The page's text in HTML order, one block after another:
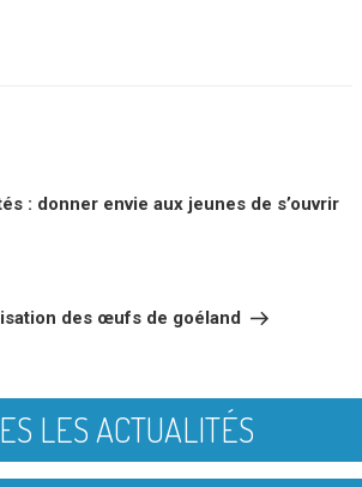
: donner envie aux jeunes de s’ouvrir
des œufs de goéland
LES ACTUALITÉS